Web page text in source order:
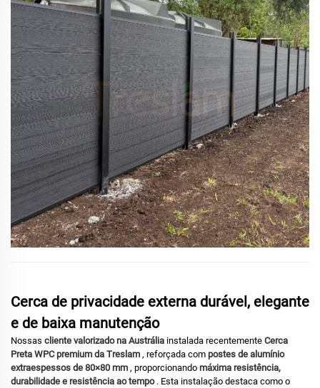
Cerca de privacidade externa durável, elegante
e de baixa manutenção
Nossas cliente valorizado na Austrália instalada recentemente Cerca
Preta WPC premium da Treslam , reforçada com postes de alumínio
extraespessos de 80×80 mm , proporcionando máxima resistência,
durabilidade e resistência ao tempo . Esta instalação destaca como o